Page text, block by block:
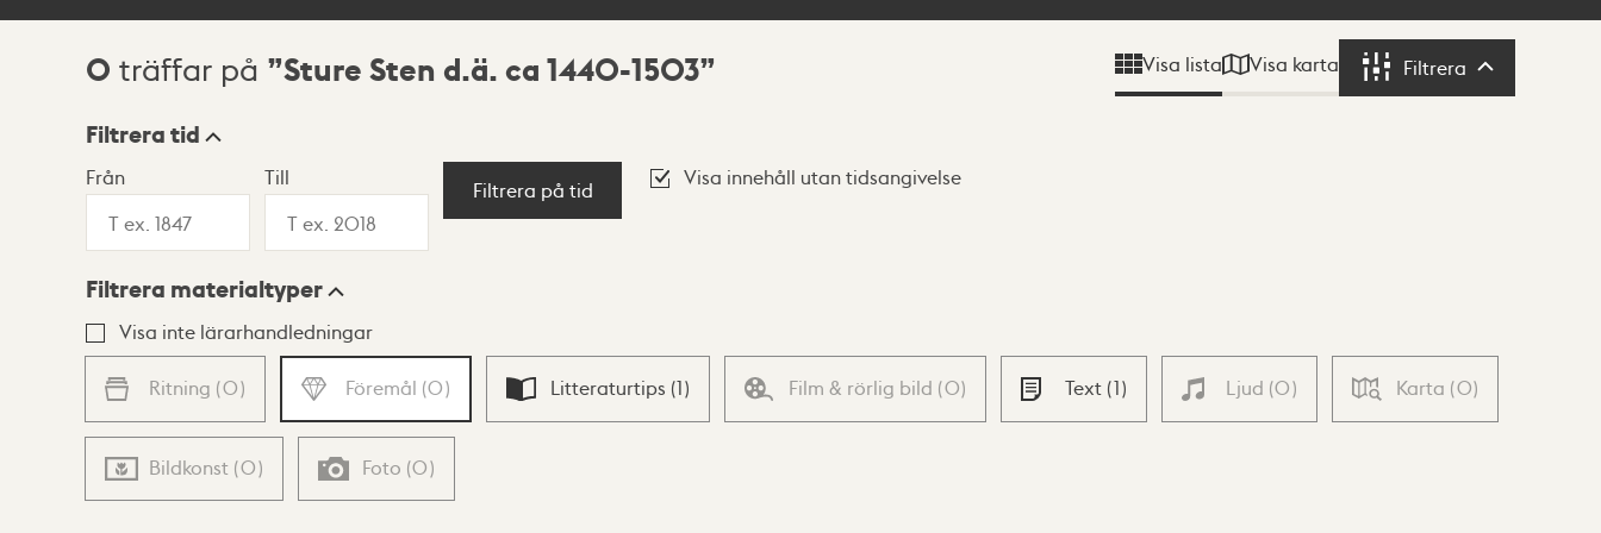
Sökresultat
0 träffar på Sture Sten d.ä. ca 1440-1503 Visa lista Visa karta Filtrera Filtrera
Visningsläge
Lista Karta
Filtrera tid
Från Till
Filtrera på tid
Visa innehåll utan tidsangivelse
Filtrera materialtyper
Visa inte lärarhandledningar
Ritning (0) Föremål (0) Litteraturtips (1) Film & rörlig bild (0) Text (1) Ljud (0) Karta (0)
Bildkonst (0) Foto (0)